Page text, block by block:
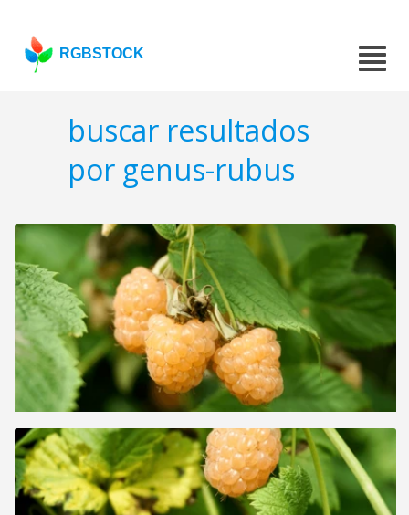
RGBSTOCK
buscar resultados
por genus-rubus